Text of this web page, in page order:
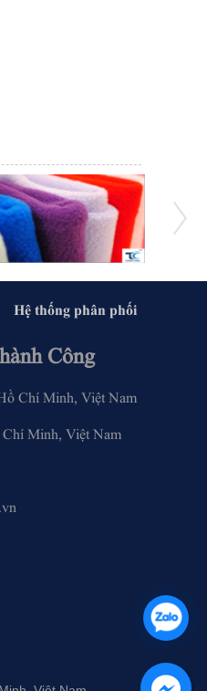
Hệ thống phân phối
Công
Chí Minh, Việt Nam
Minh, Việt Nam